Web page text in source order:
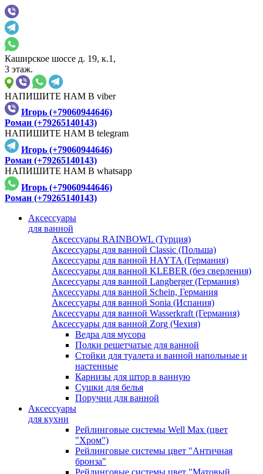
Каширское шоссе д. 19, к.1,
3 этаж.
НАПИШИТЕ НАМ В viber
Игорь (+79060944646)
Роман (+79265140143)
НАПИШИТЕ НАМ В telegram
Игорь (+79060944646)
Роман (+79265140143)
НАПИШИТЕ НАМ В whatsapp
Игорь (+79060944646)
Роман (+79265140143)
Аксессуары
для ванной
Аксессуары RAINBOWL (Турция)
Аксессуары для ванной Classic (Польша)
Аксессуары для ванной HAYTA (Германия)
Аксессуары для ванной KLEBER (без сверления)
Аксессуары для ванной Langberger (Германия)
Аксессуары для ванной Schein, Германия
Аксессуары для ванной Sonia (Испания)
Аксессуары для ванной Wasserkraft (Германия)
Аксессуары для ванной Zorg (Чехия)
Ведра для мусора
Полки решетчатые для ванной
Стойки для туалета и ванной напольные и
настенные
Карнизы для штор в ванную
Сушки для белья
Поручни для ванной
Аксессуары
для кухни
Рейлинговые системы Well Max (цвет
"Хром")
Рейлинговые системы цвет "Античная
бронза"
Рейлинговые системы цвет "Матовый